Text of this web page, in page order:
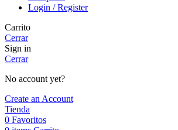
Login / Register
Carrito
Cerrar
Sign in
Cerrar
No account yet?
Create an Account
Tienda
0 Favoritos